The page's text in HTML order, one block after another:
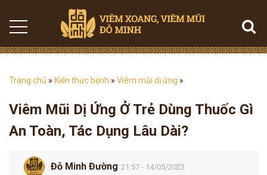
Trang chủ » Kiến thức bệnh » Viêm mũi dị ứng »
Viêm Mũi Dị Ứng Ở Trẻ Dùng Thuốc Gì
An Toàn, Tác Dụng Lâu Dài?
Đỗ Minh Đường 21:57 - 14/05/2023